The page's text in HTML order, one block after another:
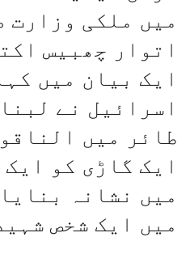
میں ملکی وزارت
اتوار چھبیس
ایک بیان میں
اسرائیل نے
طائر میں
ایک گاڑی کو
میں نشانہ
میں ایک شخص